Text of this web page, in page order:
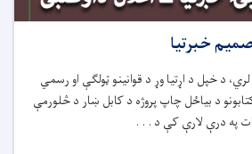
خبرتیا
د خپل د اړتیا وړ د قوانینو ټولګې او رسمي
د بیاځل چاپپروژه د کابل ښار دڅلورمې
په درې لارې کې د . . .